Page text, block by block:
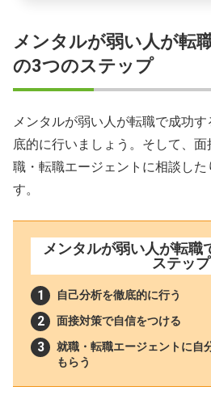
メンタルが弱い人が転
の3つのステップ
メンタルが弱い人が転職で成功
底的に行いましょう。そして、
職・転職エージェントに相談し
す。
メンタルが弱い人が転職
ステップ
自己分析を徹底的に行う
面接対策で自信をつける
就職・転職エージェントに自
もらう